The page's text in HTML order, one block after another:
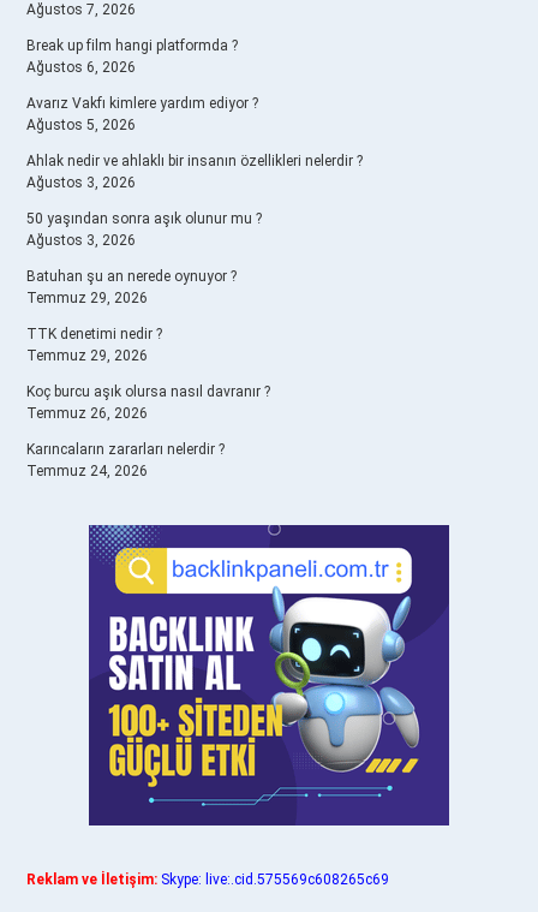
Ağustos 7, 2026
Break up film hangi platformda ?
Ağustos 6, 2026
Avarız Vakfı kimlere yardım ediyor ?
Ağustos 5, 2026
Ahlak nedir ve ahlaklı bir insanın özellikleri nelerdir ?
Ağustos 3, 2026
50 yaşından sonra aşık olunur mu ?
Ağustos 3, 2026
Batuhan şu an nerede oynuyor ?
Temmuz 29, 2026
TTK denetimi nedir ?
Temmuz 29, 2026
Koç burcu aşık olursa nasıl davranır ?
Temmuz 26, 2026
Karıncaların zararları nelerdir ?
Temmuz 24, 2026
Reklam ve İletişim: Skype: live:.cid.575569c608265c69